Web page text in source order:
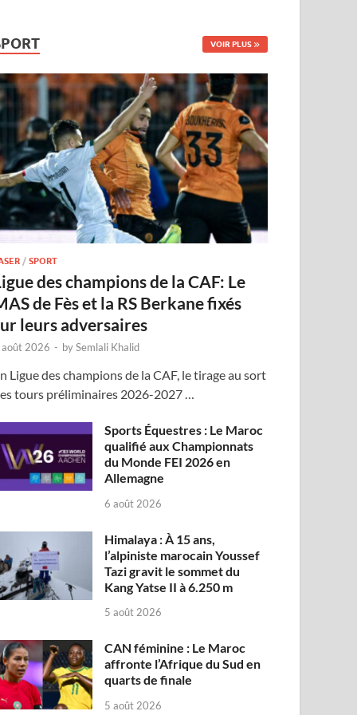
VOIR PLUS
/SPORT
des champions de la CAF: Le
de Fès et la RS Berkane fixés
leurs adversaires
2026 - bySemlali Khalid
Ligue des champions de la CAF, le tirage au sort
tours préliminaires 2026-2027 …
Sports Équestres : Le Maroc
qualifié aux Championnats
du Monde FEI 2026 en
Allemagne
6 août 2026
Himalaya : À 15 ans,
l’alpiniste marocain Youssef
Tazi gravit le sommet du
Kang Yatse II à 6.250 m
5 août 2026
CAN féminine : Le Maroc
affronte l’Afrique du Sud en
quarts de finale
5 août 2026